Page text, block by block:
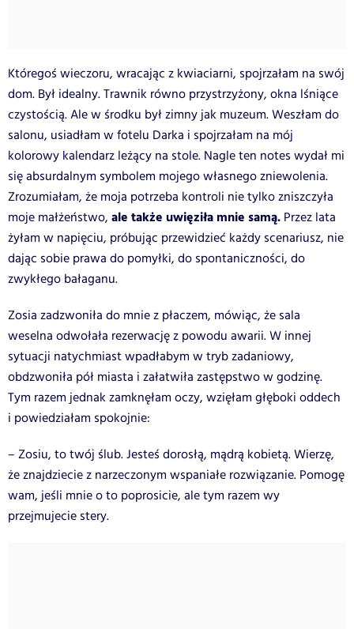
Któregoś wieczoru, wracając z kwiaciarni, spojrzałam na swój
dom. Był idealny. Trawnik równo przystrzyżony, okna lśniące
czystością. Ale w środku był zimny jak muzeum. Weszłam do
salonu, usiadłam w fotelu Darka i spojrzałam na mój
kolorowy kalendarz leżący na stole. Nagle ten notes wydał mi
się absurdalnym symbolem mojego własnego zniewolenia.
Zrozumiałam, że moja potrzeba kontroli nie tylko zniszczyła
moje małżeństwo, ale także uwięziła mnie samą. Przez lata
żyłam w napięciu, próbując przewidzieć każdy scenariusz, nie
dając sobie prawa do pomyłki, do spontaniczności, do
zwykłego bałaganu.
Zosia zadzwoniła do mnie z płaczem, mówiąc, że sala
weselna odwołała rezerwację z powodu awarii. W innej
sytuacji natychmiast wpadłabym w tryb zadaniowy,
obdzwoniła pół miasta i załatwiła zastępstwo w godzinę.
Tym razem jednak zamknęłam oczy, wzięłam głęboki oddech
i powiedziałam spokojnie:
– Zosiu, to twój ślub. Jesteś dorosłą, mądrą kobietą. Wierzę,
że znajdziecie z narzeczonym wspaniałe rozwiązanie. Pomogę
wam, jeśli mnie o to poprosicie, ale tym razem wy
przejmujecie stery.